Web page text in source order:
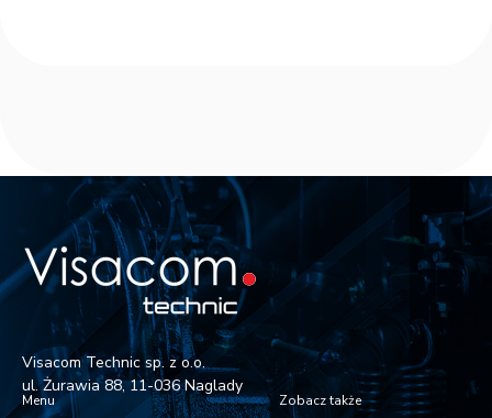
Visacom Technic sp. z o.o.
ul. Żurawia 88, 11-036 Naglady
Menu Zobacz także